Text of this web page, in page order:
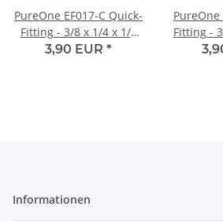
PureOne EF017-C Quick-
Fitting - 3/8 x 1/4 x 1/4
Zoll Schlauch | Y-Form
3,90 EUR *
PureOne
Fitting -
Informationen